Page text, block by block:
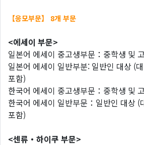
【응모부문】 8개 부문
<에세이 부문>
일본어 에세이 중고생부문：중학생 및
일본어 에세이 일반부분: 일반인 대상 (
포함)
한국어 에세이 중고생부문：중학생 및
한국어 에세이 일반부문：일반인 대상 (
포함)
<센류・하이쿠 부문>